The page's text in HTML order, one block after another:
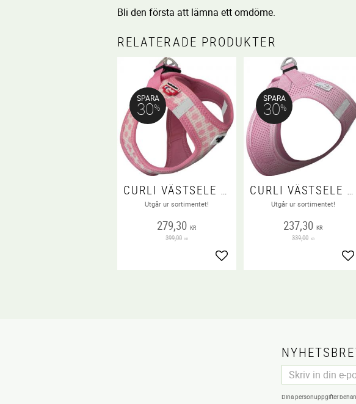
Bli den första att lämna ett omdöme.
RELATERADE PRODUKTER
CURLI VÄSTSELE AIR-MESH PINK-CIRCLES & KOPPEL
Utgår ur sortimentet!
279,30 KR
399,00 KR
SPARA
30%
Lägg till i favoriter
CURLI VÄSTSELE AIR-MESH PINK
Utgår ur sortimentet!
237,30 KR
339,00 KR
SPARA
30%
Dina personuppgifter